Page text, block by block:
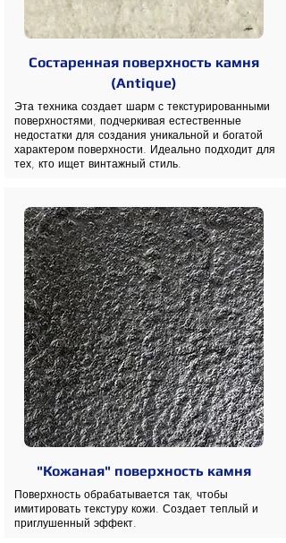
Состаренная поверхность камня
(Antique)
Эта техника создает шарм с текстурированными
поверхностями, подчеркивая естественные
недостатки для создания уникальной и богатой
характером поверхности. Идеально подходит для
тех, кто ищет винтажный стиль.
"Кожаная" поверхность камня
Поверхность обрабатывается так, чтобы
имитировать текстуру кожи. Создает теплый и
приглушенный эффект.